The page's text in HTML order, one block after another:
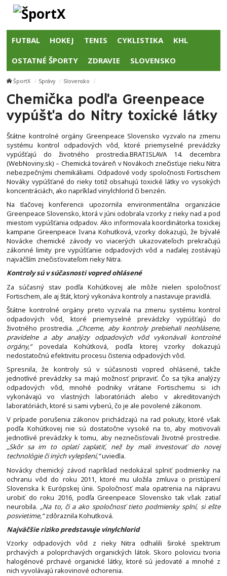
FUTBAL HOKEJ TENIS CYKLISTIKA KHL
OSTATNÉ ŠPORTY ZDRAVIE SLOVENSKO
ŠportX Správy Slovensko
Chemička podľa Greenpeace
vypúšťa do Nitry toxické látky
Štátne kontrolné orgány Greenpeace Slovensko vyzvalo na zmenu
systému kontrol odpadových vôd, ktoré priemyselné prevádzky
vypúšťajú do životného prostredia.BRATISLAVA 14. decembra
(WebNoviny.sk) – Chemická továreň v Novákoch znečisťuje rieku Nitra
nebezpečnými chemikáliami. Odpadové vody spoločnosti Fortischem
Nováky vypúšťané do rieky totiž obsahujú toxické látky vo vysokých
koncentráciách, ako napríklad vinylchlorid či benzén.
Na tlačovej konferencii upozornila environmentálna organizácie
Greenpeace Slovensko, ktorá v júni odobrala vzorky z rieky nad a pod
miestom vypúšťania odpadov. Ako informovala koordinátorka toxickej
kampane Greenpeace Ivana Kohutková, vzorky dokazujú, že bývalé
Novácke chemické závody vo viacerých ukazovateľoch prekračujú
zákonné limity pre vypúšťanie odpadových vôd a naďalej zostávajú
najväčším znečisťovateľom rieky Nitra.
Kontroly sú v súčasnosti vopred ohlásené
Za súčasný stav podľa Kohútkovej ale môže nielen spoločnosť
Fortischem, ale aj štát, ktorý vykonáva kontroly a nastavuje pravidlá.
Štátne kontrolné orgány preto vyzvala na zmenu systému kontrol
odpadových vôd, ktoré priemyselné prevádzky vypúšťajú do
životného prostredia. „Chceme, aby kontroly prebiehali neohlásene,
pravidelne a aby analýzy odpadových vôd vykonávali kontrolné
orgány,“povedala Kohútková, podľa ktorej vzorky dokazujú
nedostatočnú efektivitu procesu čistenia odpadových vôd.
Spresnila, že kontroly sú v súčasnosti vopred ohlásené, takže
jednotlivé prevádzky sa majú možnosť pripraviť. Čo sa týka analýzy
odpadových vôd, mnohé podniky vrátane Fortischemu si ich
vykonávajú vo vlastných laboratóriách alebo v akreditovaných
laboratóriách, ktoré si sami vyberú, čo je ale povolené zákonom.
V prípade porušenia zákonov prichádzajú na rad pokuty, ktoré však
podľa Kohútkovej nie sú dostatočne vysoké na to, aby motivovali
jednotlivé prevádzky k tomu, aby neznečisťovali životné prostredie.
„Skôr sa im to oplatí zaplatiť, než by mali investovať do novej
technológie či iných vylepšení,“uviedla.
Novácky chemický závod napríklad nedokázal splniť podmienky na
ochranu vôd do roku 2011, ktoré mu uložila zmluva o pristúpení
Slovenska k Európskej únii. Spoločnosť mala opatrenia na nápravu
urobiť do roku 2016, podľa Greenpeace Slovensko tak však zatiaľ
neurobila. „Na to, či a ako spoločnosť tieto podmienky splní, si ešte
posvietime,“zdôraznila Kohutková.
Najväčšie riziko predstavuje vinylchlorid
Vzorky odpadových vôd z rieky Nitra odhalili široké spektrum
prchavých a poloprchavých organických látok. Skoro polovicu tvoria
halogénové prchavé organické látky, ktoré sú jedovaté a mnohé z
nich vyvolávajú rakovinové ochorenia.